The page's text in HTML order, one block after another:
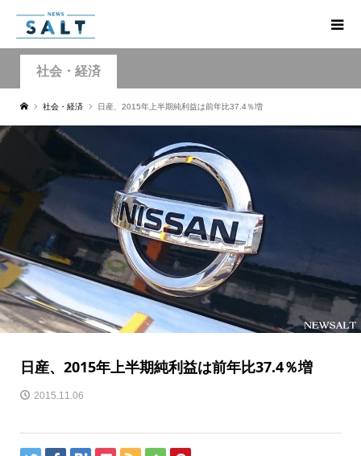
社会・経済
社会・経済 日産、2015年上半期純利益は前年比37.4％増
日産、2015年上半期純利益は前年比37.4％増
2015.11.06